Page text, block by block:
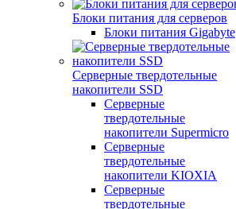
Блоки питания для серверов
Блоки питания Gigabyte
Серверные твердотельные
накопители SSD
Cерверные
твердотельные
накопители Supermicro
Cерверные
твердотельные
накопители KIOXIA
Cерверные
твердотельные